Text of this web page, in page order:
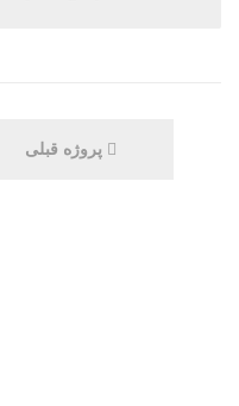
پروژه قبلی